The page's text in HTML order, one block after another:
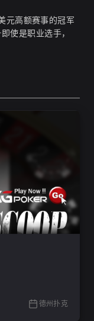
元高额赛事的冠军
使是职业选手，
德州扑克